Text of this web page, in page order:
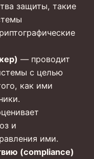
защиты, такие
— проводит
с целью
как ими
и
ими.
(compliance)